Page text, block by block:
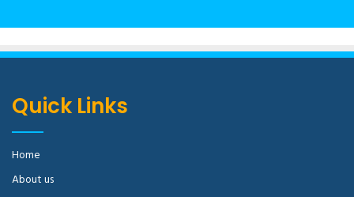
Quick Links
Home
About us